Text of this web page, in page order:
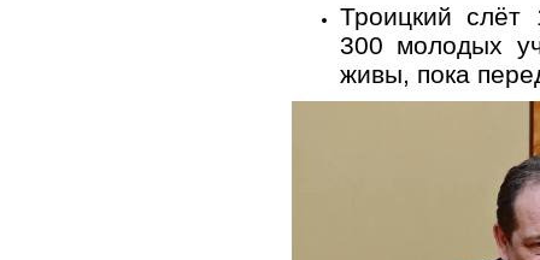
Троицкий
300 молодых
живы, пока